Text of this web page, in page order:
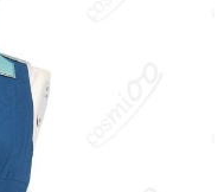
ニメコン、パーティー
収納ケースに入れる、
可